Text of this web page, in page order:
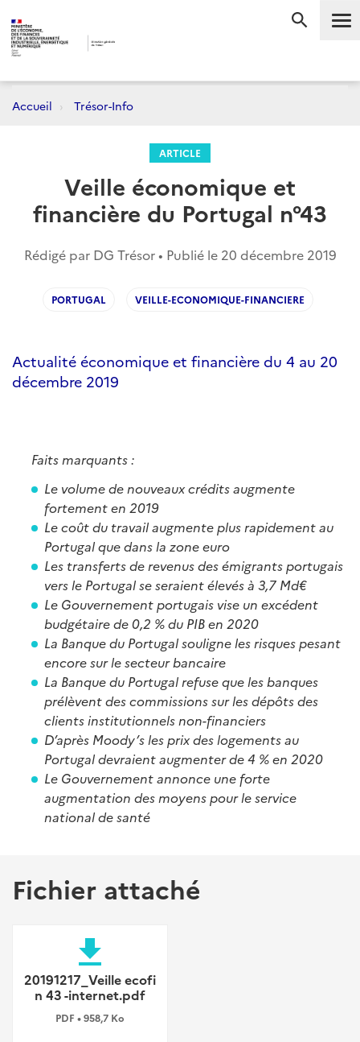
Accueil Trésor-Info
ARTICLE
Veille économique et
financière du Portugal n°43
Rédigé par DG Trésor • Publié le 20 décembre 2019
PORTUGAL VEILLE-ECONOMIQUE-FINANCIERE
Actualité économique et financière du 4 au 20
décembre 2019
Faits marquants :
Le volume de nouveaux crédits augmente
fortement en 2019
Le coût du travail augmente plus rapidement au
Portugal que dans la zone euro
Les transferts de revenus des émigrants portugais
vers le Portugal se seraient élevés à 3,7 Md€
Le Gouvernement portugais vise un excédent
budgétaire de 0,2 % du PIB en 2020
La Banque du Portugal souligne les risques pesant
encore sur le secteur bancaire
La Banque du Portugal refuse que les banques
prélèvent des commissions sur les dépôts des
clients institutionnels non-financiers
D’après Moody’s les prix des logements au
Portugal devraient augmenter de 4 % en 2020
Le Gouvernement annonce une forte
augmentation des moyens pour le service
national de santé
Fichier attaché
file_download
20191217_Veille ecofi
n 43 -internet.pdf
PDF • 958,7 Ko